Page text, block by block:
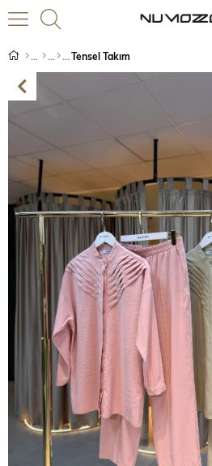
Tensel Takım